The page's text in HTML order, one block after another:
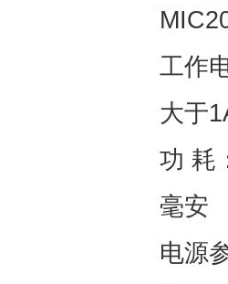
工作
大于
功 耗
毫安
电源